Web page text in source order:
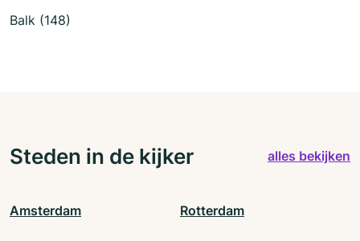
Balk (148)
Steden in de kijker alles bekijken
Amsterdam Rotterdam